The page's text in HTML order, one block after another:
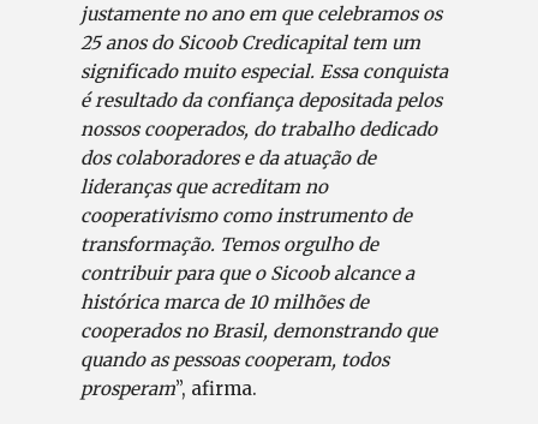
justamente no ano em que celebramos os
25 anos do Sicoob Credicapital tem um
significado muito especial. Essa conquista
é resultado da confiança depositada pelos
nossos cooperados, do trabalho dedicado
dos colaboradores e da atuação de
lideranças que acreditam no
cooperativismo como instrumento de
transformação. Temos orgulho de
contribuir para que o Sicoob alcance a
histórica marca de 10 milhões de
cooperados no Brasil, demonstrando que
quando as pessoas cooperam, todos
prosperam”, afirma.